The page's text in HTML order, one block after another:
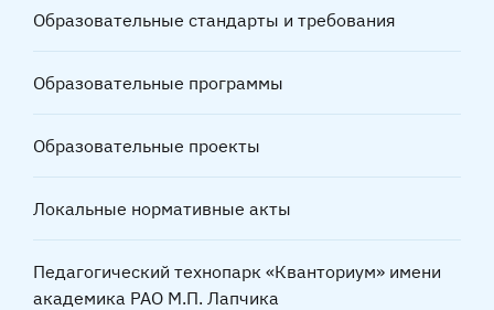
Образовательные стандарты и требования
Образовательные программы
Образовательные проекты
Локальные нормативные акты
Педагогический технопарк «Кванториум» имени
академика РАО М.П. Лапчика